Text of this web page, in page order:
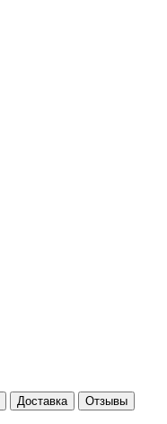
Доставка Отзывы